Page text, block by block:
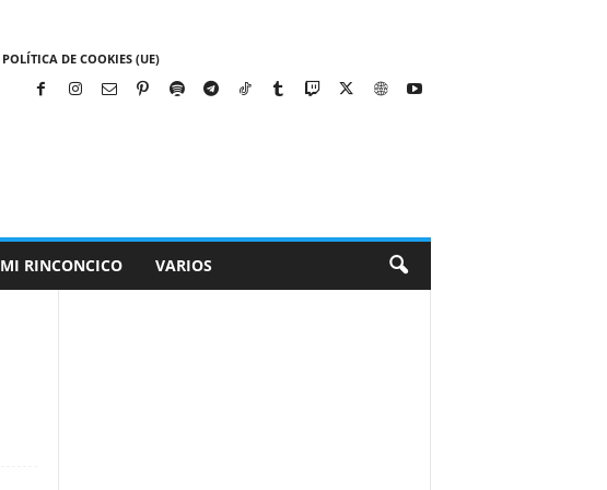
POLÍTICA DE COOKIES (UE)
MI RINCONCICO VARIOS